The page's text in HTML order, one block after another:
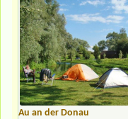
Au an der Donau